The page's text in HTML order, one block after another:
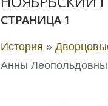
СТРАНИЦА 1
История »
Анны